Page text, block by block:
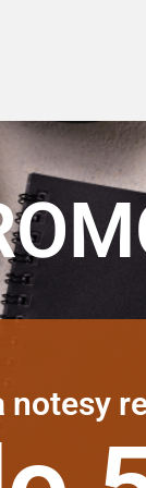
notesy